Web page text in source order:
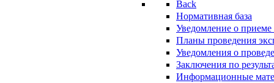
Back
Нормативная база
Уведомление о
Планы проведения
Уведомления о
Заключения по
Информационные